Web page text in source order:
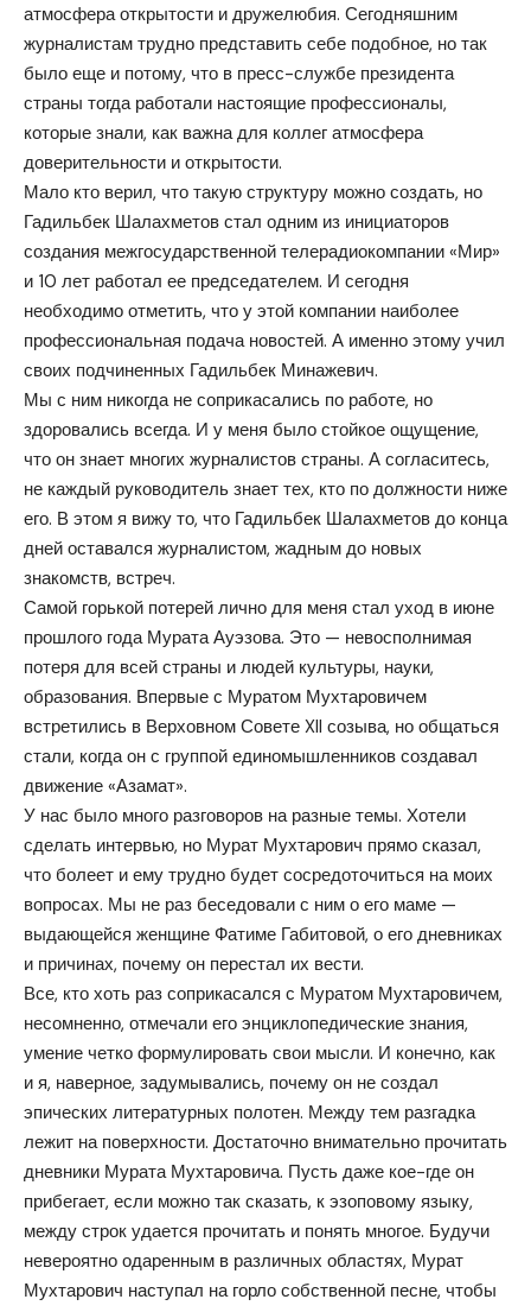
атмосфера открытости и дружелюбия. Сегодняшним
журналистам трудно представить себе подобное, но так
было еще и потому, что в пресс-службе президента
страны тогда работали настоящие профессионалы,
которые знали, как важна для коллег атмосфера
доверительности и открытости.
Мало кто верил, что такую структуру можно создать, но
Гадильбек Шалахметов стал одним из инициаторов
создания межгосударственной телерадиокомпании «Мир»
и 10 лет работал ее председателем. И сегодня
необходимо отметить, что у этой компании наиболее
профессиональная подача новостей. А именно этому учил
своих подчиненных Гадильбек Минажевич.
Мы с ним никогда не соприкасались по работе, но
здоровались всегда. И у меня было стойкое ощущение,
что он знает многих журналистов страны. А согласитесь,
не каждый руководитель знает тех, кто по должности ниже
его. В этом я вижу то, что Гадильбек Шалахметов до конца
дней оставался журналистом, жадным до новых
знакомств, встреч.
Самой горькой потерей лично для меня стал уход в июне
прошлого года Мурата Ауэзова. Это — невосполнимая
потеря для всей страны и людей культуры, науки,
образования. Впервые с Муратом Мухтаровичем
встретились в Верховном Совете XII созыва, но общаться
стали, когда он с группой единомышленников создавал
движение «Азамат».
У нас было много разговоров на разные темы. Хотели
сделать интервью, но Мурат Мухтарович прямо сказал,
что болеет и ему трудно будет сосредоточиться на моих
вопросах. Мы не раз беседовали с ним о его маме —
выдающейся женщине Фатиме Габитовой, о его дневниках
и причинах, почему он перестал их вести.
Все, кто хоть раз соприкасался с Муратом Мухтаровичем,
несомненно, отмечали его энциклопедические знания,
умение четко формулировать свои мысли. И конечно, как
и я, наверное, задумывались, почему он не создал
эпических литературных полотен. Между тем разгадка
лежит на поверхности. Достаточно внимательно прочитать
дневники Мурата Мухтаровича. Пусть даже кое-где он
прибегает, если можно так сказать, к эзоповому языку,
между строк удается прочитать и понять многое. Будучи
невероятно одаренным в различных областях, Мурат
Мухтарович наступал на горло собственной песне, чтобы